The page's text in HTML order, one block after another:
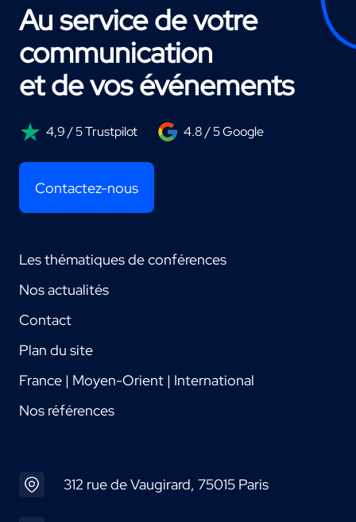
Au service de votre
communication
et de vos événements
4,9 / 5 Trustpilot 4.8 / 5 Google
Contactez-nous
Les thématiques de conférences
Nos actualités
Contact
Plan du site
France | Moyen-Orient | International
Nos références
312 rue de Vaugirard, 75015 Paris